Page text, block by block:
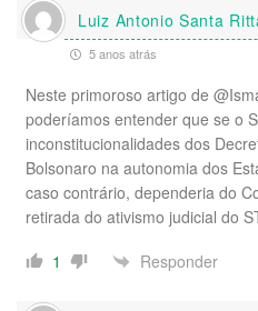
Luiz Antonio Santa
5 anos atrás
Neste primoroso artigo de
poderíamos entender que se o
inconstitucionalidades dos
Bolsonaro na autonomia dos
caso contrário, dependeria do
retirada do ativismo judicial do
1
Responder